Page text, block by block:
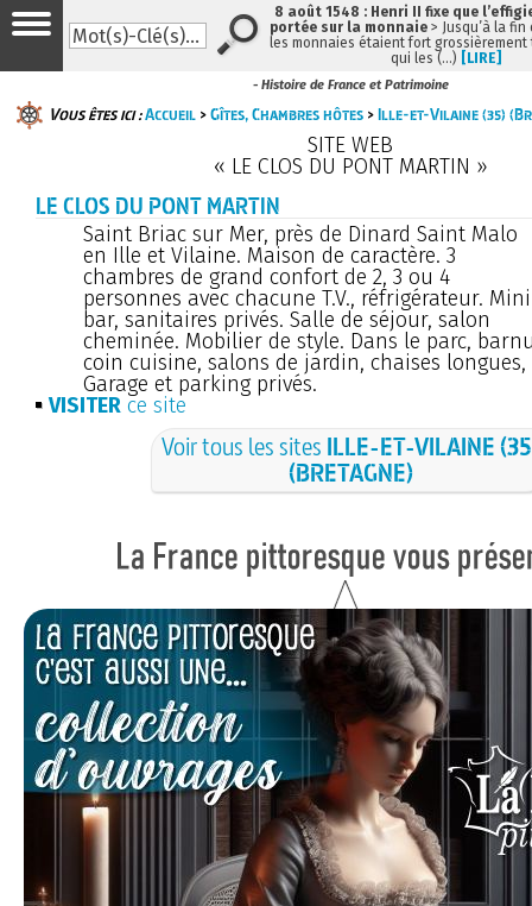
- Histoire de France et Patrimoine
Vous êtes ici :Accueil >Gîtes, Chambres hôtes >Ille-et-Vilaine (35)
SITE WEB
« LE CLOS DU PONT MARTIN »
LE CLOS DU PONT MARTIN
Saint Briac sur Mer, près de Dinard Saint Malo
en Ille et Vilaine. Maison de caractère. 3
chambres de grand confort de 2, 3 ou 4
personnes avec chacune T.V., réfrigérateur.
bar, sanitaires privés. Salle de séjour, salon
cheminée. Mobilier de style. Dans le parc,
coin cuisine, salons de jardin, chaises longues,
Garage et parking privés.
VISITER ce site
Voir tous les sites ILLE-ET-VILAINE
(BRETAGNE)
8 août 1548 : Henri II fixe que
portée sur la monnaie> Jusqu’à la fin
les monnaies étaient fort grossièrement
qui les (…) [LIRE]